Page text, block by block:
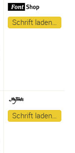
Schrift laden…
Schrift laden…